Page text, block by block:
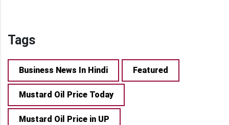
Tags
Business News In Hindi Featured
Mustard Oil Price Today
Mustard Oil Price in UP